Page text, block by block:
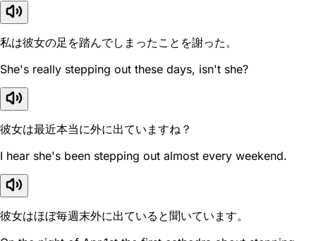
私は彼女の足を踏んでしまったことを謝った。
She's really stepping out these days, isn't she?
彼女は最近本当に外に出ていますね？
I hear she's been stepping out almost every weekend.
彼女はほぼ毎週末外に出ていると聞いています。